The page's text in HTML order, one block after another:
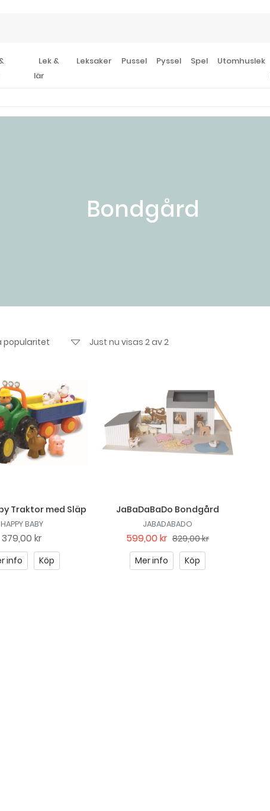
Lek &
lär
Leksaker Pussel Pyssel Spel Utomhuslek
Bondgård
Just nu visas 2 av 2
Traktor med Släp
HAPPY BABY
379,00 kr
info Köp
JaBaDaBaDo Bondgård
JABADABADO
599,00 kr 829,00 kr
Mer info
Köp